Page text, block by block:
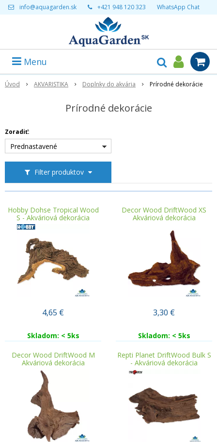
info@aquagarden.sk +421 948 120 323 WhatsApp Chat
Menu
Úvod AKVARISTIKA Doplnky do akvária Prírodné dekorácie
Prírodné dekorácie
Filter produktov
Zoradiť:
Prednastavené
Hobby Dohse Tropical Wood
S - Akváriová dekorácia
4,65 €
Skladom: < 5ks
Decor Wood DriftWood XS
Akváriová dekorácia
3,30 €
Skladom: < 5ks
Decor Wood DriftWood M
Akváriová dekorácia
Repti Planet DriftWood Bulk S
- Akváriová dekorácia